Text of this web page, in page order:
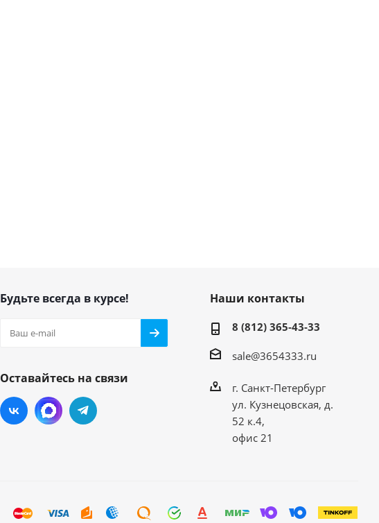
Будьте всегда в курсе!
Оставайтесь на связи
Наши контакты
8 (812) 365-43-33
sale@3654333.ru
г. Санкт-Петербург
ул. Кузнецовская, д.
52 к.4,
офис 21